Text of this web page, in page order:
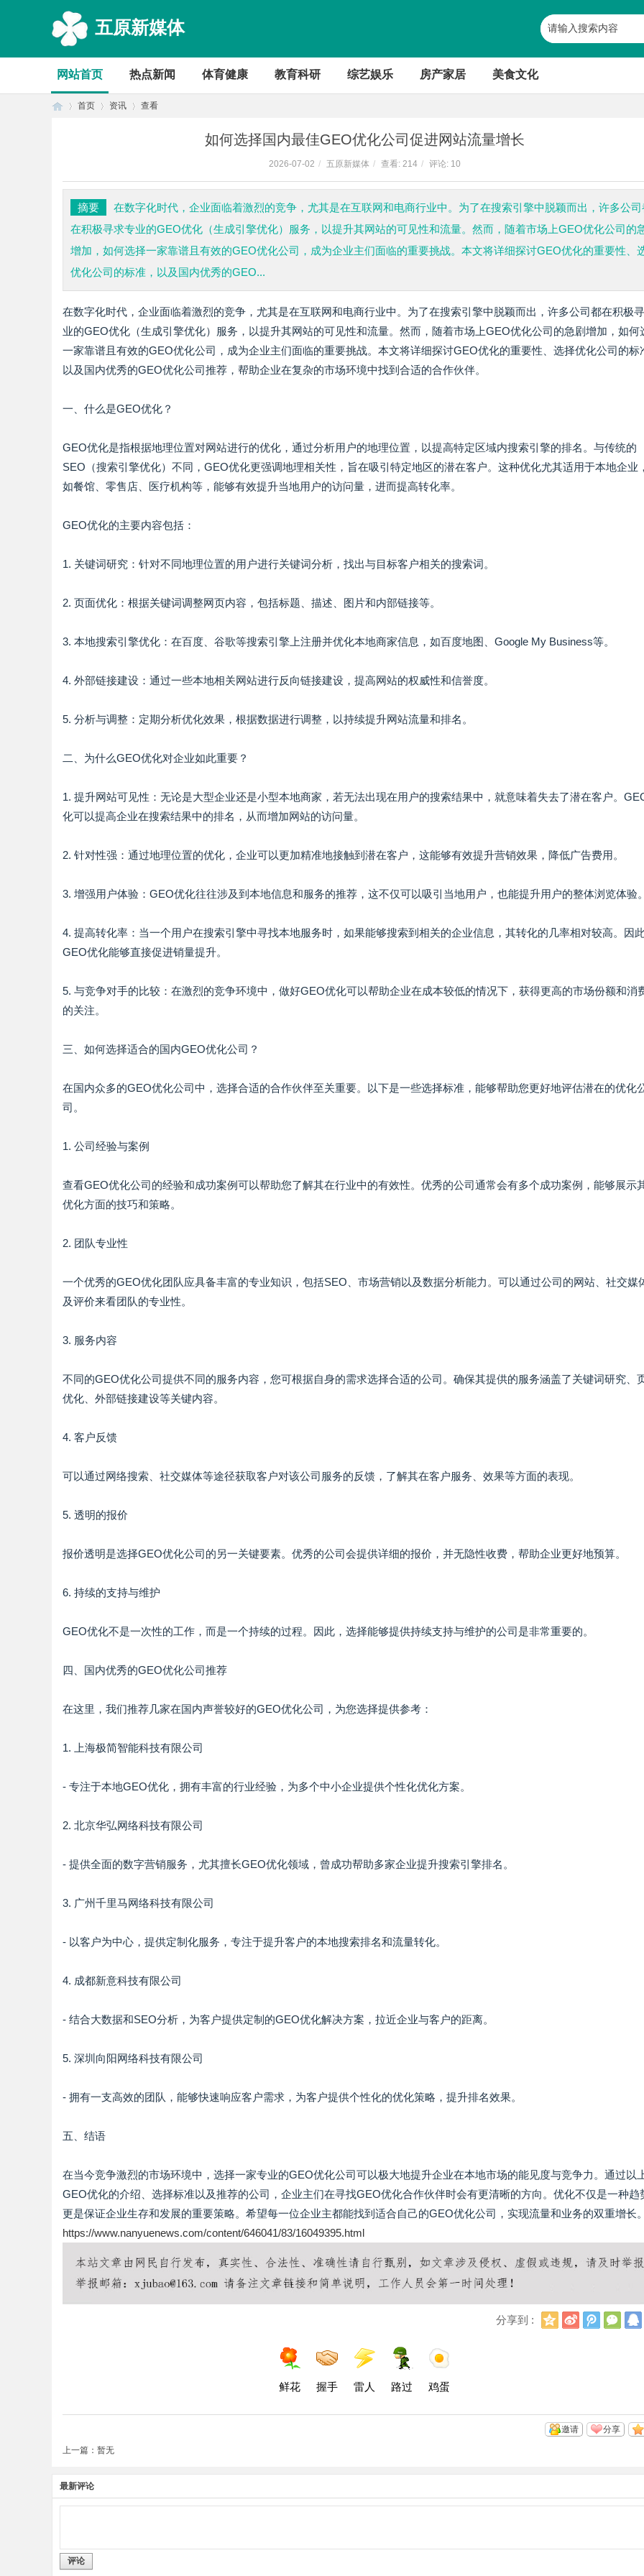
五原新媒体
网站首页 热点新闻 体育健康 教育科研 综艺娱乐 房产家居 美食文化
首页 资讯 查看
如何选择国内最佳GEO优化公司促进网站流量增长
2026-07-02 / 五原新媒体 / 查看: 214 / 评论: 10
摘要
在数字化时代，企业面临着激烈的竞争，尤其是在互联网和电商行业中。为了在搜索引擎中脱颖而出，许多公司
在积极寻求专业的GEO优化（生成引擎优化）服务，以提升其网站的可见性和流量。然而，随着市场上GEO优化公司的
增加，如何选择一家靠谱且有效的GEO优化公司，成为企业主们面临的重要挑战。本文将详细探讨GEO优化的重要性、
优化公司的标准，以及国内优秀的GEO...
在数字化时代，企业面临着激烈的竞争，尤其是在互联网和电商行业中。为了在搜索引擎中脱颖而出，许多公司都在积极
业的GEO优化（生成引擎优化）服务，以提升其网站的可见性和流量。然而，随着市场上GEO优化公司的急剧增加，如何
一家靠谱且有效的GEO优化公司，成为企业主们面临的重要挑战。本文将详细探讨GEO优化的重要性、选择优化公司的标
以及国内优秀的GEO优化公司推荐，帮助企业在复杂的市场环境中找到合适的合作伙伴。
一、什么是GEO优化？
GEO优化是指根据地理位置对网站进行的优化，通过分析用户的地理位置，以提高特定区域内搜索引擎的排名。与传统的
SEO（搜索引擎优化）不同，GEO优化更强调地理相关性，旨在吸引特定地区的潜在客户。这种优化尤其适用于本地企业
如餐馆、零售店、医疗机构等，能够有效提升当地用户的访问量，进而提高转化率。
GEO优化的主要内容包括：
1. 关键词研究：针对不同地理位置的用户进行关键词分析，找出与目标客户相关的搜索词。
2. 页面优化：根据关键词调整网页内容，包括标题、描述、图片和内部链接等。
3. 本地搜索引擎优化：在百度、谷歌等搜索引擎上注册并优化本地商家信息，如百度地图、Google My Business等。
4. 外部链接建设：通过一些本地相关网站进行反向链接建设，提高网站的权威性和信誉度。
5. 分析与调整：定期分析优化效果，根据数据进行调整，以持续提升网站流量和排名。
二、为什么GEO优化对企业如此重要？
1. 提升网站可见性：无论是大型企业还是小型本地商家，若无法出现在用户的搜索结果中，就意味着失去了潜在客户。
化可以提高企业在搜索结果中的排名，从而增加网站的访问量。
2. 针对性强：通过地理位置的优化，企业可以更加精准地接触到潜在客户，这能够有效提升营销效果，降低广告费用。
3. 增强用户体验：GEO优化往往涉及到本地信息和服务的推荐，这不仅可以吸引当地用户，也能提升用户的整体浏览体验
4. 提高转化率：当一个用户在搜索引擎中寻找本地服务时，如果能够搜索到相关的企业信息，其转化的几率相对较高。因
GEO优化能够直接促进销量提升。
5. 与竞争对手的比较：在激烈的竞争环境中，做好GEO优化可以帮助企业在成本较低的情况下，获得更高的市场份额和消
的关注。
三、如何选择适合的国内GEO优化公司？
在国内众多的GEO优化公司中，选择合适的合作伙伴至关重要。以下是一些选择标准，能够帮助您更好地评估潜在的优化
司。
1. 公司经验与案例
查看GEO优化公司的经验和成功案例可以帮助您了解其在行业中的有效性。优秀的公司通常会有多个成功案例，能够展示
优化方面的技巧和策略。
2. 团队专业性
一个优秀的GEO优化团队应具备丰富的专业知识，包括SEO、市场营销以及数据分析能力。可以通过公司的网站、社交媒
及评价来看团队的专业性。
3. 服务内容
不同的GEO优化公司提供不同的服务内容，您可根据自身的需求选择合适的公司。确保其提供的服务涵盖了关键词研究、
优化、外部链接建设等关键内容。
4. 客户反馈
可以通过网络搜索、社交媒体等途径获取客户对该公司服务的反馈，了解其在客户服务、效果等方面的表现。
5. 透明的报价
报价透明是选择GEO优化公司的另一关键要素。优秀的公司会提供详细的报价，并无隐性收费，帮助企业更好地预算。
6. 持续的支持与维护
GEO优化不是一次性的工作，而是一个持续的过程。因此，选择能够提供持续支持与维护的公司是非常重要的。
四、国内优秀的GEO优化公司推荐
在这里，我们推荐几家在国内声誉较好的GEO优化公司，为您选择提供参考：
1. 上海极简智能科技有限公司
- 专注于本地GEO优化，拥有丰富的行业经验，为多个中小企业提供个性化优化方案。
2. 北京华弘网络科技有限公司
- 提供全面的数字营销服务，尤其擅长GEO优化领域，曾成功帮助多家企业提升搜索引擎排名。
3. 广州千里马网络科技有限公司
- 以客户为中心，提供定制化服务，专注于提升客户的本地搜索排名和流量转化。
4. 成都新意科技有限公司
- 结合大数据和SEO分析，为客户提供定制的GEO优化解决方案，拉近企业与客户的距离。
5. 深圳向阳网络科技有限公司
- 拥有一支高效的团队，能够快速响应客户需求，为客户提供个性化的优化策略，提升排名效果。
五、结语
在当今竞争激烈的市场环境中，选择一家专业的GEO优化公司可以极大地提升企业在本地市场的能见度与竞争力。通过以
GEO优化的介绍、选择标准以及推荐的公司，企业主们在寻找GEO优化合作伙伴时会有更清晰的方向。优化不仅是一种趋
更是保证企业生存和发展的重要策略。希望每一位企业主都能找到适合自己的GEO优化公司，实现流量和业务的双重增长
https://www.nanyuenews.com/content/646041/83/16049395.html
分享到 :
Q
新
浪
腾
讯
微
信
鲜花 握手 雷人 路过 鸡蛋
分享
邀请
上一篇：暂无
最新评论
评论